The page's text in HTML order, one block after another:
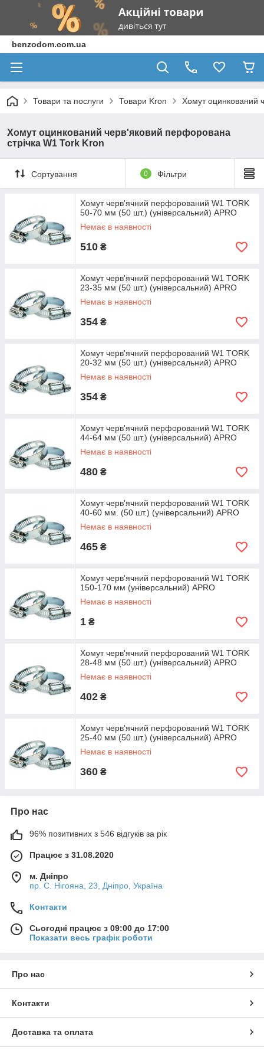
benzodom.com.ua
Товари та послуги Товари Kron Хомут оцинкований
Хомут оцинкований черв'яковий перфорована
стрічка W1 Tork Kron
Сортування 0 Фільтри
Хомут черв'ячний перфорований W1 TORK
50-70 мм (50 шт.) (універсальний) APRO
Немає в наявності
510 ₴
Хомут черв'ячний перфорований W1 TORK
23-35 мм (50 шт.) (універсальний) APRO
Немає в наявності
354 ₴
Хомут черв'ячний перфорований W1 TORK
20-32 мм (50 шт.) (універсальний) APRO
Немає в наявності
354 ₴
Хомут черв'ячний перфорований W1 TORK
44-64 мм (50 шт.) (універсальний) APRO
Немає в наявності
480 ₴
Хомут черв'ячний перфорований W1 TORK
40-60 мм. (50 шт.) (універсальний) APRO
Немає в наявності
465 ₴
Хомут черв'ячний перфорований W1 TORK
150-170 мм (універсальний) APRO
Немає в наявності
1 ₴
Хомут черв'ячний перфорований W1 TORK
28-48 мм (50 шт.) (універсальний) APRO
Немає в наявності
402 ₴
Хомут черв'ячний перфорований W1 TORK
25-40 мм (50 шт.) (універсальний) APRO
Немає в наявності
360 ₴
Про нас
96% позитивних з 546 відгуків за рік
Працює з 31.08.2020
м. Дніпро
пр. С. Нігояна, 23, Дніпро, Україна
Контакти
Сьогодні працює з 09:00 до 17:00
Показати весь графік роботи
Про нас
Контакти
Доставка та оплата